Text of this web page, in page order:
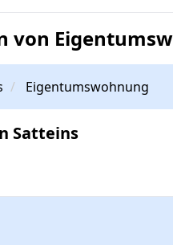
von
Eigentumswohnung
Satteins